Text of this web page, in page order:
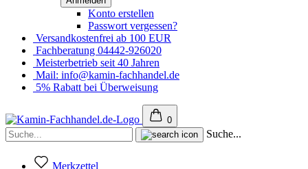
Konto erstellen
Passwort vergessen?
Versandkostenfrei ab 100 EUR
Fachberatung 04442-926020
Meisterbetrieb seit 40 Jahren
Mail: info@kamin-fachhandel.de
5% Rabatt bei Überweisung
0
Suche...
Merkzettel